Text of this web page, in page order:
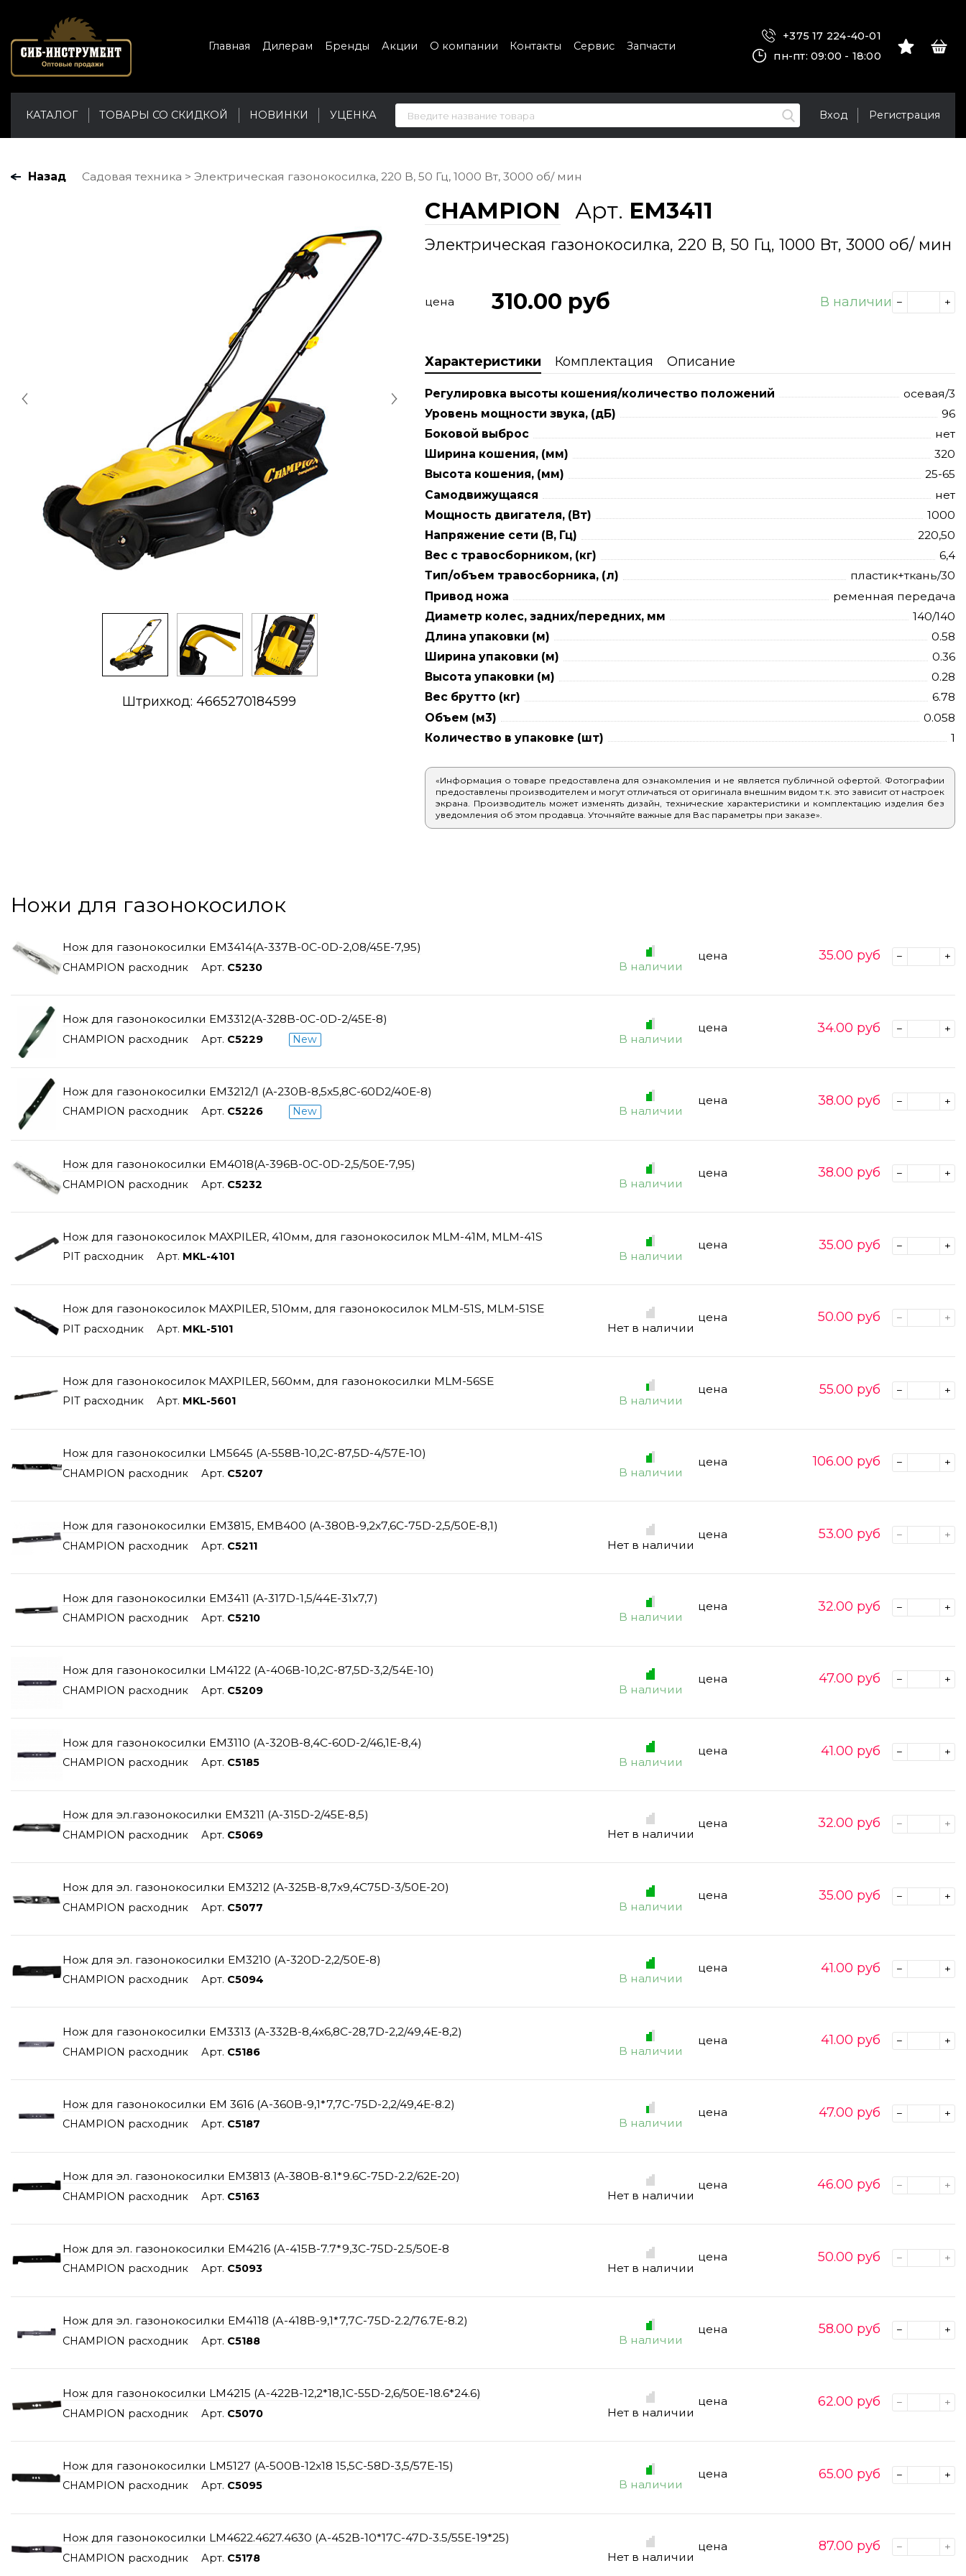
Главная Дилерам Бренды Акции О компании Контакты Сервис Запчасти
+375 17 224-40-01
пн-пт: 09:00 - 18:00
КАТАЛОГ ТОВАРЫ СО СКИДКОЙ НОВИНКИ УЦЕНКА Вход Регистрация
Назад Садовая техника Электрическая газонокосилка, 220 В, 50 Гц, 1000 Вт, 3000 об/ мин
Штрихкод: 4665270184599
CHAMPION Арт. EM3411
Электрическая газонокосилка, 220 В, 50 Гц, 1000 Вт, 3000 об/ мин
цена 310.00 руб В наличии
Характеристики Комплектация Описание
Регулировка высоты кошения/количество положений
осевая/3
Уровень мощности звука, (дБ)
96
Боковой выброс
нет
Ширина кошения, (мм)
320
Высота кошения, (мм)
25-65
Самодвижущаяся
нет
Мощность двигателя, (Вт)
1000
Напряжение сети (В, Гц)
220,50
Вес c травосборником, (кг)
6,4
Тип/объем травосборника, (л)
пластик+ткань/30
Привод ножа
ременная передача
Диаметр колес, задних/передних, мм
140/140
Длина упаковки (м)
0.58
Ширина упаковки (м)
0.36
Высота упаковки (м)
0.28
Вес брутто (кг)
6.78
Объем (м3)
0.058
Количество в упаковке (шт)
1
«Информация о товаре предоставлена для ознакомления и не является публичной офертой. Фотографии
предоставлены производителем и могут отличаться от оригинала внешним видом т.к. это зависит от настроек
экрана. Производитель может изменять дизайн, технические характеристики и комплектацию изделия без
уведомления об этом продавца. Уточняйте важные для Вас параметры при заказе».
Ножи для газонокосилок
Нож для газонокосилки EM3414(A-337B-0C-0D-2,08/45E-7,95)
CHAMPION расходник Арт. C5230 В наличии
цена 35.00 руб
Нож для газонокосилки EM3312(A-328B-0C-0D-2/45E-8)
CHAMPION расходник Арт. C5229 New В наличии
цена 34.00 руб
Нож для газонокосилки EM3212/1 (A-230B-8,5x5,8C-60D2/40E-8)
CHAMPION расходник Арт. С5226 New В наличии
цена 38.00 руб
Нож для газонокосилки ЕМ4018(A-396B-0C-0D-2,5/50E-7,95)
CHAMPION расходник Арт. C5232 В наличии
цена 38.00 руб
Нож для газонокосилок MAXPILER, 410мм, для газонокосилок MLM-41M, MLM-41S
PIT расходник Арт. MKL-4101 В наличии
цена 35.00 руб
Нож для газонокосилок MAXPILER, 510мм, для газонокосилок MLM-51S, MLM-51SE
PIT расходник Арт. MKL-5101 Нет в наличии
цена 50.00 руб
Нож для газонокосилок MAXPILER, 560мм, для газонокосилки MLM-56SE
PIT расходник Арт. MKL-5601 В наличии
цена 55.00 руб
Нож для газонокосилки LM5645 (A-558B-10,2C-87,5D-4/57E-10)
CHAMPION расходник Арт. C5207 В наличии
цена 106.00 руб
Нож для газонокосилки EM3815, EMB400 (A-380B-9,2x7,6C-75D-2,5/50E-8,1)
CHAMPION расходник Арт. C5211 Нет в наличии
цена 53.00 руб
Нож для газонокосилки EM3411 (A-317D-1,5/44E-31x7,7)
CHAMPION расходник Арт. C5210 В наличии
цена 32.00 руб
Нож для газонокосилки LM4122 (А-406B-10,2C-87,5D-3,2/54E-10)
CHAMPION расходник Арт. C5209 В наличии
цена 47.00 руб
Нож для газонокосилки EM3110 (А-320B-8,4C-60D-2/46,1E-8,4)
CHAMPION расходник Арт. C5185 В наличии
цена 41.00 руб
Нож для эл.газонокосилки EM3211 (A-315D-2/45E-8,5)
CHAMPION расходник Арт. C5069 Нет в наличии
цена 32.00 руб
Нож для эл. газонокосилки ЕМ3212 (A-325B-8,7x9,4C75D-3/50E-20)
CHAMPION расходник Арт. C5077 В наличии
цена 35.00 руб
Нож для эл. газонокосилки ЕМ3210 (А-320D-2,2/50E-8)
CHAMPION расходник Арт. C5094 В наличии
цена 41.00 руб
Нож для газонокосилки EM3313 (A-332B-8,4x6,8C-28,7D-2,2/49,4E-8,2)
CHAMPION расходник Арт. C5186 В наличии
цена 41.00 руб
Нож для газонокосилки EM 3616 (А-360В-9,1*7,7С-75D-2,2/49,4E-8.2)
CHAMPION расходник Арт. C5187 В наличии
цена 47.00 руб
Нож для эл. газонокосилки ЕМ3813 (A-380B-8.1*9.6C-75D-2.2/62E-20)
CHAMPION расходник Арт. C5163 Нет в наличии
цена 46.00 руб
Нож для эл. газонокосилки ЕМ4216 (А-415B-7.7*9,3C-75D-2.5/50E-8
CHAMPION расходник Арт. C5093 Нет в наличии
цена 50.00 руб
Нож для эл. газонокосилки ЕМ4118 (А-418B-9,1*7,7C-75D-2.2/76.7E-8.2)
CHAMPION расходник Арт. C5188 В наличии
цена 58.00 руб
Нож для газонокосилки LM4215 (А-422В-12,2*18,1С-55D-2,6/50E-18.6*24.6)
CHAMPION расходник Арт. C5070 Нет в наличии
цена 62.00 руб
Нож для газонокосилки LM5127 (A-500B-12x18 15,5C-58D-3,5/57E-15)
CHAMPION расходник Арт. C5095 В наличии
цена 65.00 руб
Нож для газонокосилки LM4622.4627.4630 (А-452B-10*17C-47D-3.5/55E-19*25)
CHAMPION расходник Арт. C5178 Нет в наличии
цена 87.00 руб